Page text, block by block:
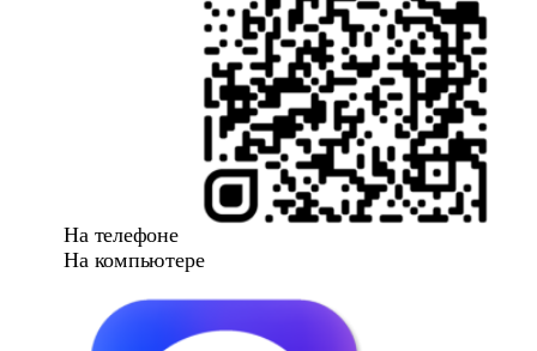
На телефоне
На компьютере